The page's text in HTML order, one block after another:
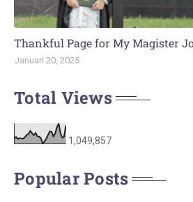
Thankful Page for My Magister
Januari 20, 2025
Total Views
1,049,857
Popular Posts